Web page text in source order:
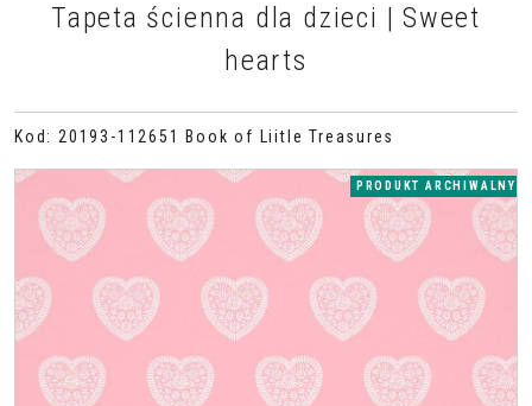
Tapeta ścienna dla dzieci | Sweet
hearts
Kod : 20193-112651 Book of Liitle Treasures
PRODUKT ARCHIWALNY